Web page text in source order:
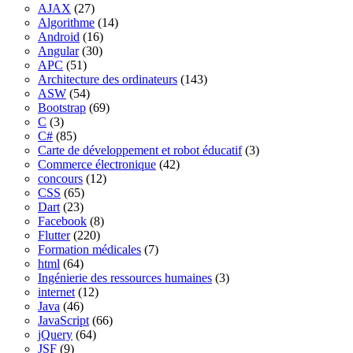
AJAX (27)
Algorithme (14)
Android (16)
Angular(30)
APC (51)
Architecture des ordinateurs (143)
ASW (54)
Bootstrap (69)
C (3)
C# (85)
Carte de développement et robot éducatif(3)
Commerce électronique (42)
concours (12)
CSS (65)
Dart (23)
Facebook (8)
Flutter(220)
Formation médicales (7)
html (64)
Ingénierie des ressources humaines (3)
internet (12)
Java (46)
JavaScript (66)
jQuery (64)
JSF (9)